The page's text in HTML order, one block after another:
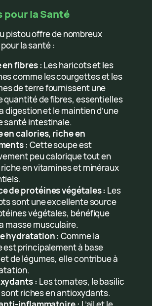
pour la Santé
pistou offre de nombreux
la santé :
en fibres : Les haricots et les
comme les courgettes et les
de terre fournissent une
quantité de fibres, essentielles
digestion et le maintien d’une
santé intestinale.
en calories, riche en
: Cette soupe est
peu calorique tout en
en vitamines et minéraux
de protéines végétales : Les
sont une excellente source
végétales, bénéfique
masse musculaire.
hydratation : Comme la
est principalement à base
et de légumes, elle contribue à
: Les tomates, le basilic
sont riches en antioxydants.